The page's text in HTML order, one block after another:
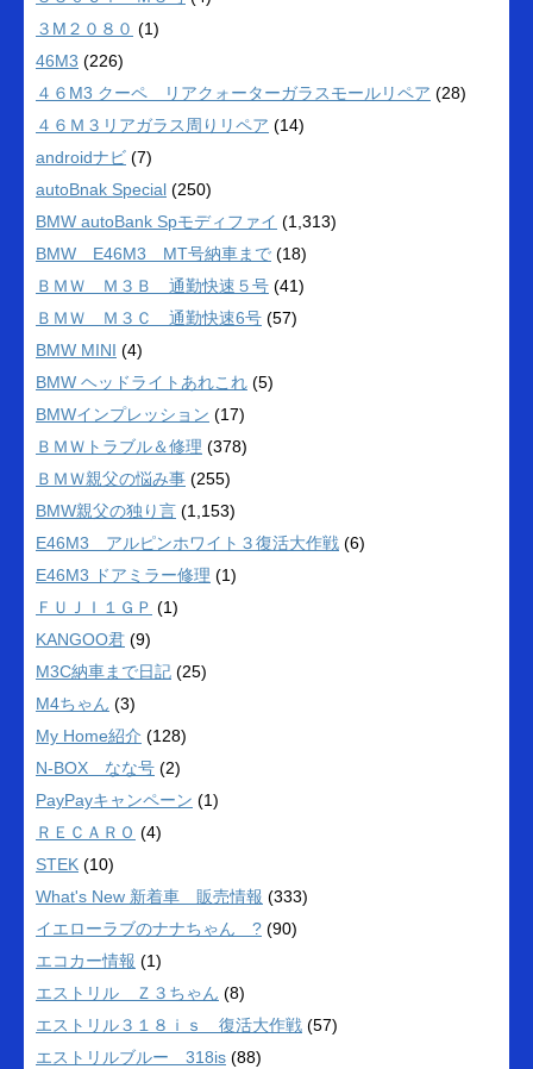
３M２０８０ (1)
46M3 (226)
４６M3 クーペ リアクォーターガラスモールリペア (28)
４６Ｍ３リアガラス周りリペア (14)
androidナビ (7)
autoBnak Special (250)
BMW autoBank Spモディファイ (1,313)
BMW E46M3 MT号納車まで (18)
ＢＭＷ Ｍ３Ｂ 通勤快速５号 (41)
ＢＭＷ Ｍ３Ｃ 通勤快速6号 (57)
BMW MINI (4)
BMW ヘッドライトあれこれ (5)
BMWインプレッション (17)
ＢＭＷトラブル＆修理 (378)
ＢＭＷ親父の悩み事 (255)
BMW親父の独り言 (1,153)
E46M3 アルピンホワイト３復活大作戦 (6)
E46M3 ドアミラー修理 (1)
ＦＵＪＩ１ＧＰ (1)
KANGOO君 (9)
M3C納車まで日記 (25)
M4ちゃん (3)
My Home紹介 (128)
N-BOX なな号 (2)
PayPayキャンペーン (1)
ＲＥＣＡＲＯ (4)
STEK (10)
What's New 新着車 販売情報 (333)
イエローラブのナナちゃん ? (90)
エコカー情報 (1)
エストリル Ｚ３ちゃん (8)
エストリル３１８ｉｓ 復活大作戦 (57)
エストリルブルー 318is (88)